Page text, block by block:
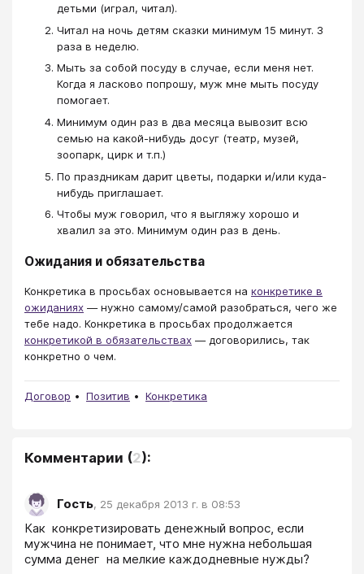
детьми (играл, читал).
Читал на ночь детям сказки минимум 15 минут. 3
раза в неделю.
Мыть за собой посуду в случае, если меня нет.
Когда я ласково попрошу, муж мне мыть посуду
помогает.
Минимум один раз в два месяца вывозит всю
семью на какой-нибудь досуг (театр, музей,
зоопарк, цирк и т.п.)
По праздникам дарит цветы, подарки и/или куда-
нибудь приглашает.
Чтобы муж говорил, что я выгляжу хорошо и
хвалил за это. Минимум один раз в день.
Ожидания и обязательства
Конкретика в просьбах основывается на конкретике в
ожиданиях — нужно самому/самой разобраться, чего же
тебе надо. Конкретика в просьбах продолжается
конкретикой в обязательствах — договорились, так
конкретно о чем.
Договор Позитив Конкретика
Комментарии (2):
Гость, 25 декабря 2013 г. в 08:53
Как  конкретизировать денежный вопрос, если
мужчина не понимает, что мне нужна небольшая
сумма денег  на мелкие каждодневные нужды?